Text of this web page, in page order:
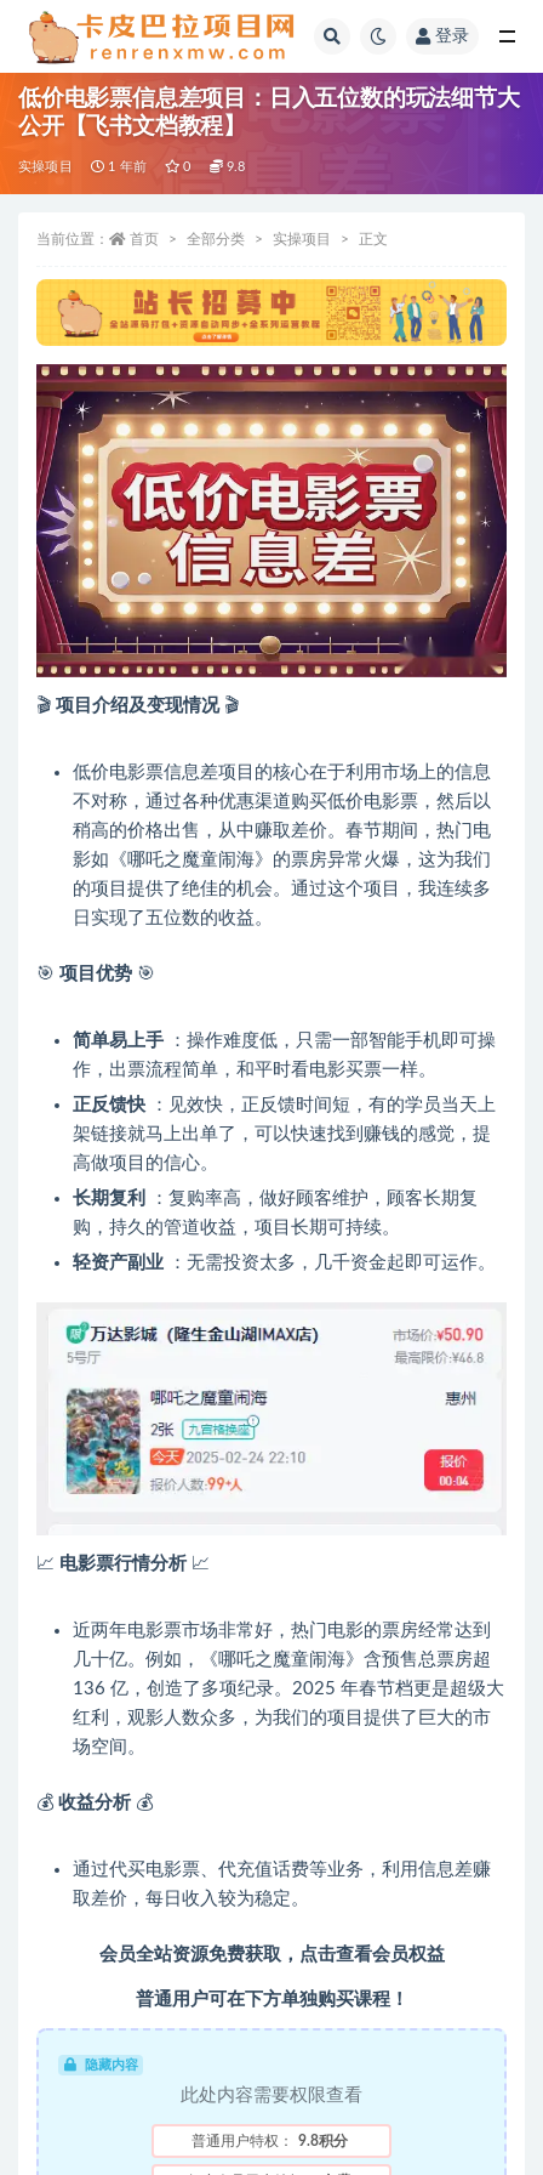
登录
低价电影票信息差项目：日入五位数的玩法细节大
公开【飞书文档教程】
实操项目 1 年前 0 9.8
当前位置： 首页 全部分类 实操项目 正文
🎬 项目介绍及变现情况🎬
低价电影票信息差项目的核心在于利用市场上的信息
不对称，通过各种优惠渠道购买低价电影票，然后以
稍高的价格出售，从中赚取差价。春节期间，热门电
影如《哪吒之魔童闹海》的票房异常火爆，这为我们
的项目提供了绝佳的机会。通过这个项目，我连续多
日实现了五位数的收益。
🎯 项目优势 🎯
简单易上手 ：操作难度低，只需一部智能手机即可操
作，出票流程简单，和平时看电影买票一样。
正反馈快 ：见效快，正反馈时间短，有的学员当天上
架链接就马上出单了，可以快速找到赚钱的感觉，提
高做项目的信心。
长期复利
：复购率高，做好顾客维护，顾客长期复
购，持久的管道收益，项目长期可持续。
轻资产副业 ：无需投资太多，几千资金起即可运作。
📈 电影票行情分析 📈
近两年电影票市场非常好，热门电影的票房经常达到
几十亿。例如，《哪吒之魔童闹海》含预售总票房超
136 亿，创造了多项纪录。2025 年春节档更是超级大
红利，观影人数众多，为我们的项目提供了巨大的市
场空间。
💰 收益分析 💰
通过代买电影票、代充值话费等业务，利用信息差赚
取差价，每日收入较为稳定。
会员全站资源免费获取，点击查看会员权益
普通用户可在下方单独购买课程！
隐藏内容
此处内容需要权限查看
普通用户特权： 9.8积分
全部